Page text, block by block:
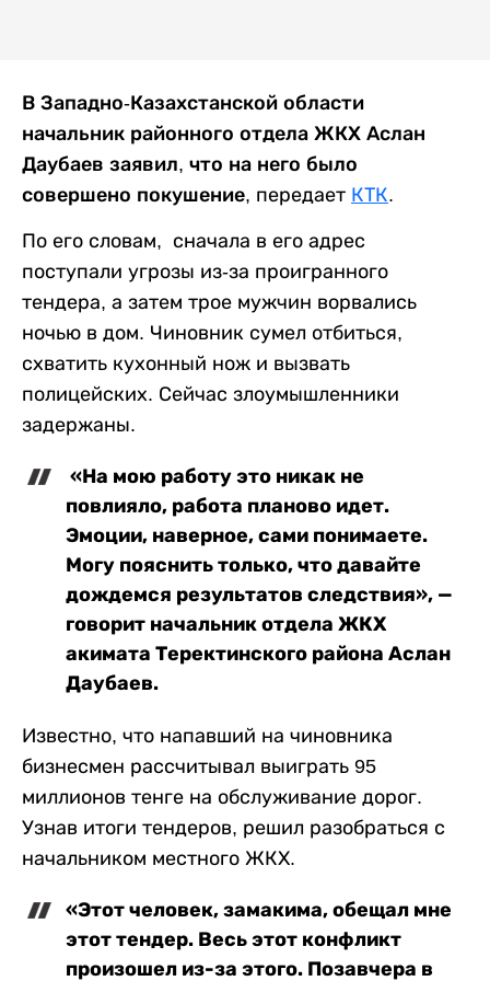
В Западно-Казахстанской области
начальник районного отдела ЖКХ Аслан
Даубаев заявил, что на него было
совершено покушение, передает КТК.
По его словам, сначала в его адрес
поступали угрозы из-за проигранного
тендера, а затем трое мужчин ворвались
ночью в дом. Чиновник сумел отбиться,
схватить кухонный нож и вызвать
полицейских. Сейчас злоумышленники
задержаны.
«На мою работу это никак не
повлияло, работа планово идет.
Эмоции, наверное, сами понимаете.
Могу пояснить только, что давайте
дождемся результатов следствия», —
говорит начальник отдела ЖКХ
акимата Теректинского района Аслан
Даубаев.
Известно, что напавший на чиновника
бизнесмен рассчитывал выиграть 95
миллионов тенге на обслуживание дорог.
Узнав итоги тендеров, решил разобраться с
начальником местного ЖКХ.
«Этот человек, замакима, обещал мне
этот тендер. Весь этот конфликт
произошел из-за этого. Позавчера в